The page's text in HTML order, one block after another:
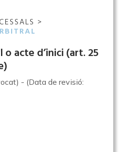
>
acte d’inici (art. 25
- (Data de revisió: